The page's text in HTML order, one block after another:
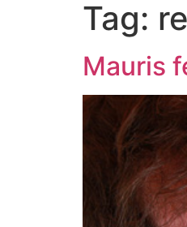
Tag:
Mauris